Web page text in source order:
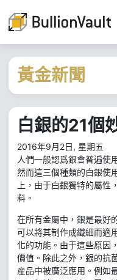
黃金新聞
白銀的21個
2016年9月2日, 星期五
人們一般認爲銀會普遍使
然而這三個種類的白銀使
上，由于白銀獨特的屬性
料。
在所有金屬中，銀是最好
可以將其制作成纖細而適
化的功能。由于這些原因
價值。除此之外，銀的抗
産品中被廣泛應用。例如